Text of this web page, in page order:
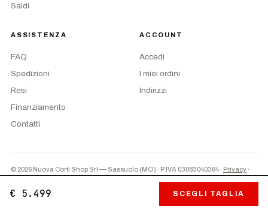
€ 5.499 SCEGLI TAGLIA
Saldi
ASSISTENZA
FAQ
Spedizioni
Resi
Finanziamento
Contatti
ACCOUNT
Accedi
I miei ordini
Indirizzi
© 2026 Nuova Corti Shop Srl — Sassuolo (MO) · P.IVA 03083040364 · Privacy ·
PayPal